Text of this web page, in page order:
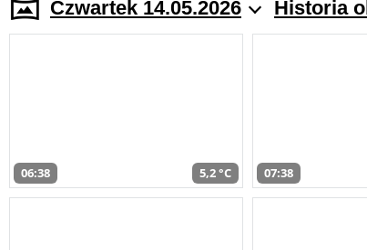
Czwartek 14.05.2026 Historia
06:38 5,2 °C 07:38